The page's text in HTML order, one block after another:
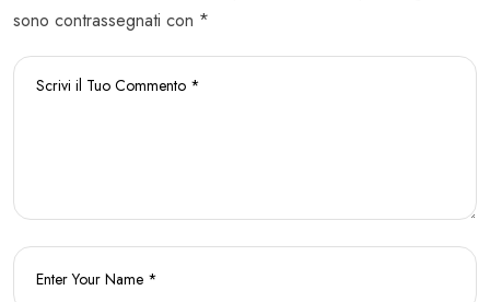
sono contrassegnati con *